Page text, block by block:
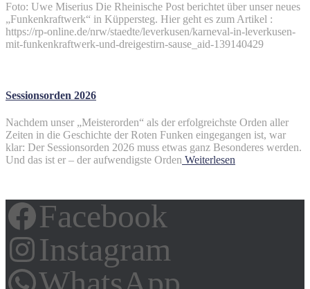
Foto: Uwe Miserius Die Rheinische Post berichtet über unser neues
„Funkenkraftwerk“ in Küppersteg. Hier geht es zum Artikel :
https://rp-online.de/nrw/staedte/leverkusen/karneval-in-leverkusen-
mit-funkenkraftwerk-und-dreigestirn-sause_aid-139140429
Sessionsorden 2026
Nachdem unser „Meisterorden“ als der erfolgreichste Orden aller
Zeiten in die Geschichte der Roten Funken eingegangen ist, war
klar: Der Sessionsorden 2026 muss etwas ganz Besonderes werden.
Und das ist er – der aufwendigste Orden Weiterlesen
Facebook
Instagram